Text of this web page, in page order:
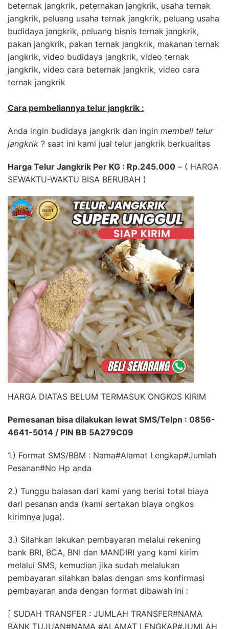
beternak jangkrik, peternakan jangkrik, usaha ternak
jangkrik, peluang usaha ternak jangkrik, peluang usaha
budidaya jangkrik, peluang bisnis ternak jangkrik,
pakan jangkrik, pakan ternak jangkrik, makanan ternak
jangkrik, video budidaya jangkrik, video ternak
jangkrik, video cara beternak jangkrik, video cara
ternak jangkrik
Cara pembeliannya telur jangkrik :
Anda ingin budidaya jangkrik dan ingin membeli telur
jangkrik ? saat ini kami jual telur jangkrik berkualitas
Harga Telur Jangkrik Per KG : Rp.245.000 – ( HARGA
SEWAKTU-WAKTU BISA BERUBAH )
HARGA DIATAS BELUM TERMASUK ONGKOS KIRIM
Pemesanan bisa dilakukan lewat SMS/Telpn : 0856-
4641-5014 / PIN BB 5A279C09
1.) Format SMS/BBM : Nama#Alamat Lengkap#Jumlah
Pesanan#No Hp anda
2.) Tunggu balasan dari kami yang berisi total biaya
dari pesanan anda (kami sertakan biaya ongkos
kirimnya juga).
3.) Silahkan lakukan pembayaran melalui rekening
bank BRI, BCA, BNI dan MANDIRI yang kami kirim
melalui SMS, kemudian jika sudah melalukan
pembayaran silahkan balas dengan sms konfirmasi
pembayaran anda dengan format dibawah ini :
[ SUDAH TRANSFER : JUMLAH TRANSFER#NAMA
BANK TUJUAN#NAMA #ALAMAT LENGKAP#JUMLAH